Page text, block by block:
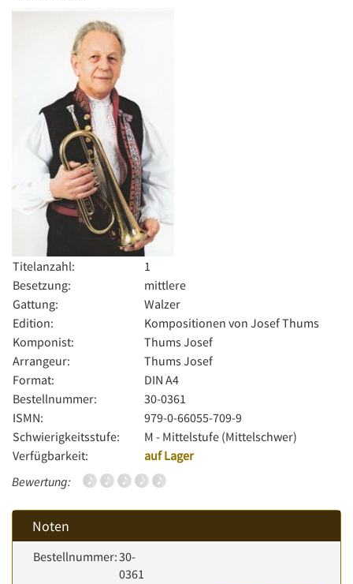
Titelanzahl:
1
Besetzung:
mittlere
Gattung:
Walzer
Edition:
Kompositionen von Josef Thums
Komponist:
Thums Josef
Arrangeur:
Thums Josef
Format:
DIN A4
Bestellnummer:
30-0361
ISMN:
979-0-66055-709-9
Schwierigkeitsstufe:
M - Mittelstufe (Mittelschwer)
Verfügbarkeit:
auf Lager
Bewertung:
Noten
Bestellnummer:30-
0361